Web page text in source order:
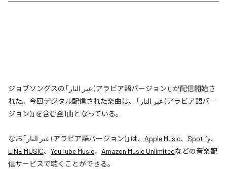
ジョブソングスの「عبر النار (アラビア語バージョン)」が配信開始さ
れた。今回デジタル配信された楽曲は、「عبر النار (アラビア語バー
ジョン)」を含む全1曲となっている。
なお「 عبر النار (アラビア語バージョン)」は、 Apple Music、 Spotify、
LINE MUSIC、 YouTube Music、 Amazon Music Unlimitedなどの音楽配
信サービスで聴くことができる。